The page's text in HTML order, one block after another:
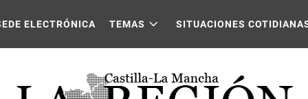
La Mancha
ELECTRÓNICA TEMAS SITUACIONES